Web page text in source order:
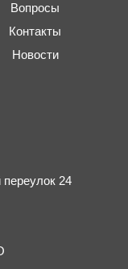
Вопросы
Контакты
Новости
24